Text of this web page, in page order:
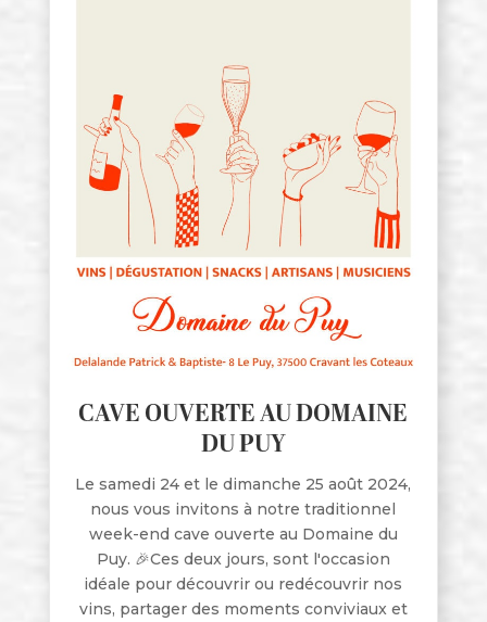
CAVE OUVERTE AU DOMAINE
DU PUY
Le samedi 24 et le dimanche 25 août 2024,
nous vous invitons à notre traditionnel
week-end cave ouverte au Domaine du
Puy. 🎉Ces deux jours, sont l'occasion
idéale pour découvrir ou redécouvrir nos
vins, partager des moments conviviaux et